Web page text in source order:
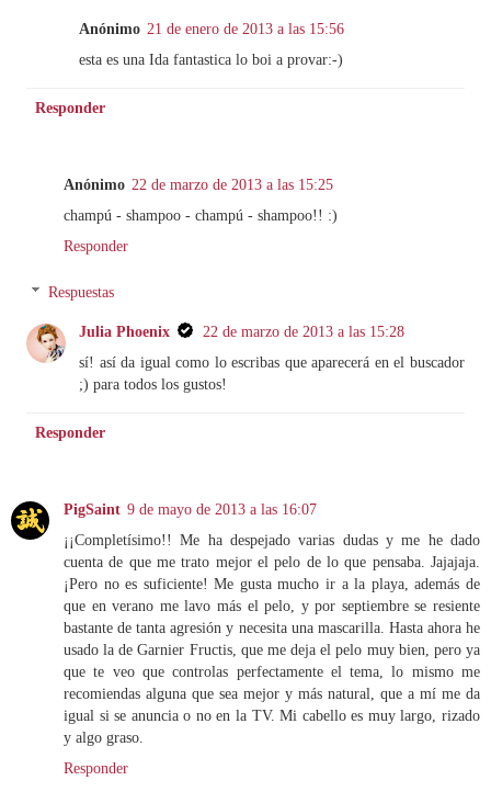
Anónimo 21 de enero de 2013 a las 15:56
esta es una Ida fantastica lo boi a provar:-)
Responder
Anónimo 22 de marzo de 2013 a las 15:25
champú - shampoo - champú - shampoo!! :)
Responder
Respuestas
Julia Phoenix
22 de marzo de 2013 a las 15:28
sí! así da igual como lo escribas que aparecerá en el buscador
;) para todos los gustos!
Responder
PigSaint 9 de mayo de 2013 a las 16:07
¡¡Completísimo!! Me ha despejado varias dudas y me he dado
cuenta de que me trato mejor el pelo de lo que pensaba. Jajajaja.
¡Pero no es suficiente! Me gusta mucho ir a la playa, además de
que en verano me lavo más el pelo, y por septiembre se resiente
bastante de tanta agresión y necesita una mascarilla. Hasta ahora he
usado la de Garnier Fructis, que me deja el pelo muy bien, pero ya
que te veo que controlas perfectamente el tema, lo mismo me
recomiendas alguna que sea mejor y más natural, que a mí me da
igual si se anuncia o no en la TV. Mi cabello es muy largo, rizado
y algo graso.
Responder